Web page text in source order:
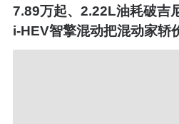
7.89万起、2.22L油耗破吉
i-HEV智擎混动把混动家轿